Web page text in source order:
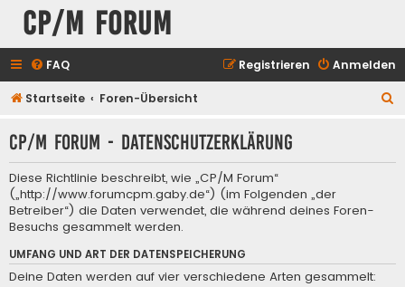
CP/M Forum
FAQ Anmelden
Registrieren
Startseite Foren-Übersicht
h
CP/M Forum - Datenschutzerklärung
Diese Richtlinie beschreibt, wie „CP/M Forum“
(„http://www.forumcpm.gaby.de“) (im Folgenden „der
Betreiber“) die Daten verwendet, die während deines Foren-
Besuchs gesammelt werden.
UMFANG UND ART DER DATENSPEICHERUNG
Deine Daten werden auf vier verschiedene Arten gesammelt: